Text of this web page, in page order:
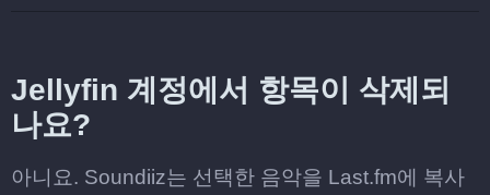
Jellyfin 계정에서 항목이 삭제되
나요?
아니요. Soundiiz는 선택한 음악을 Last.fm에 복사